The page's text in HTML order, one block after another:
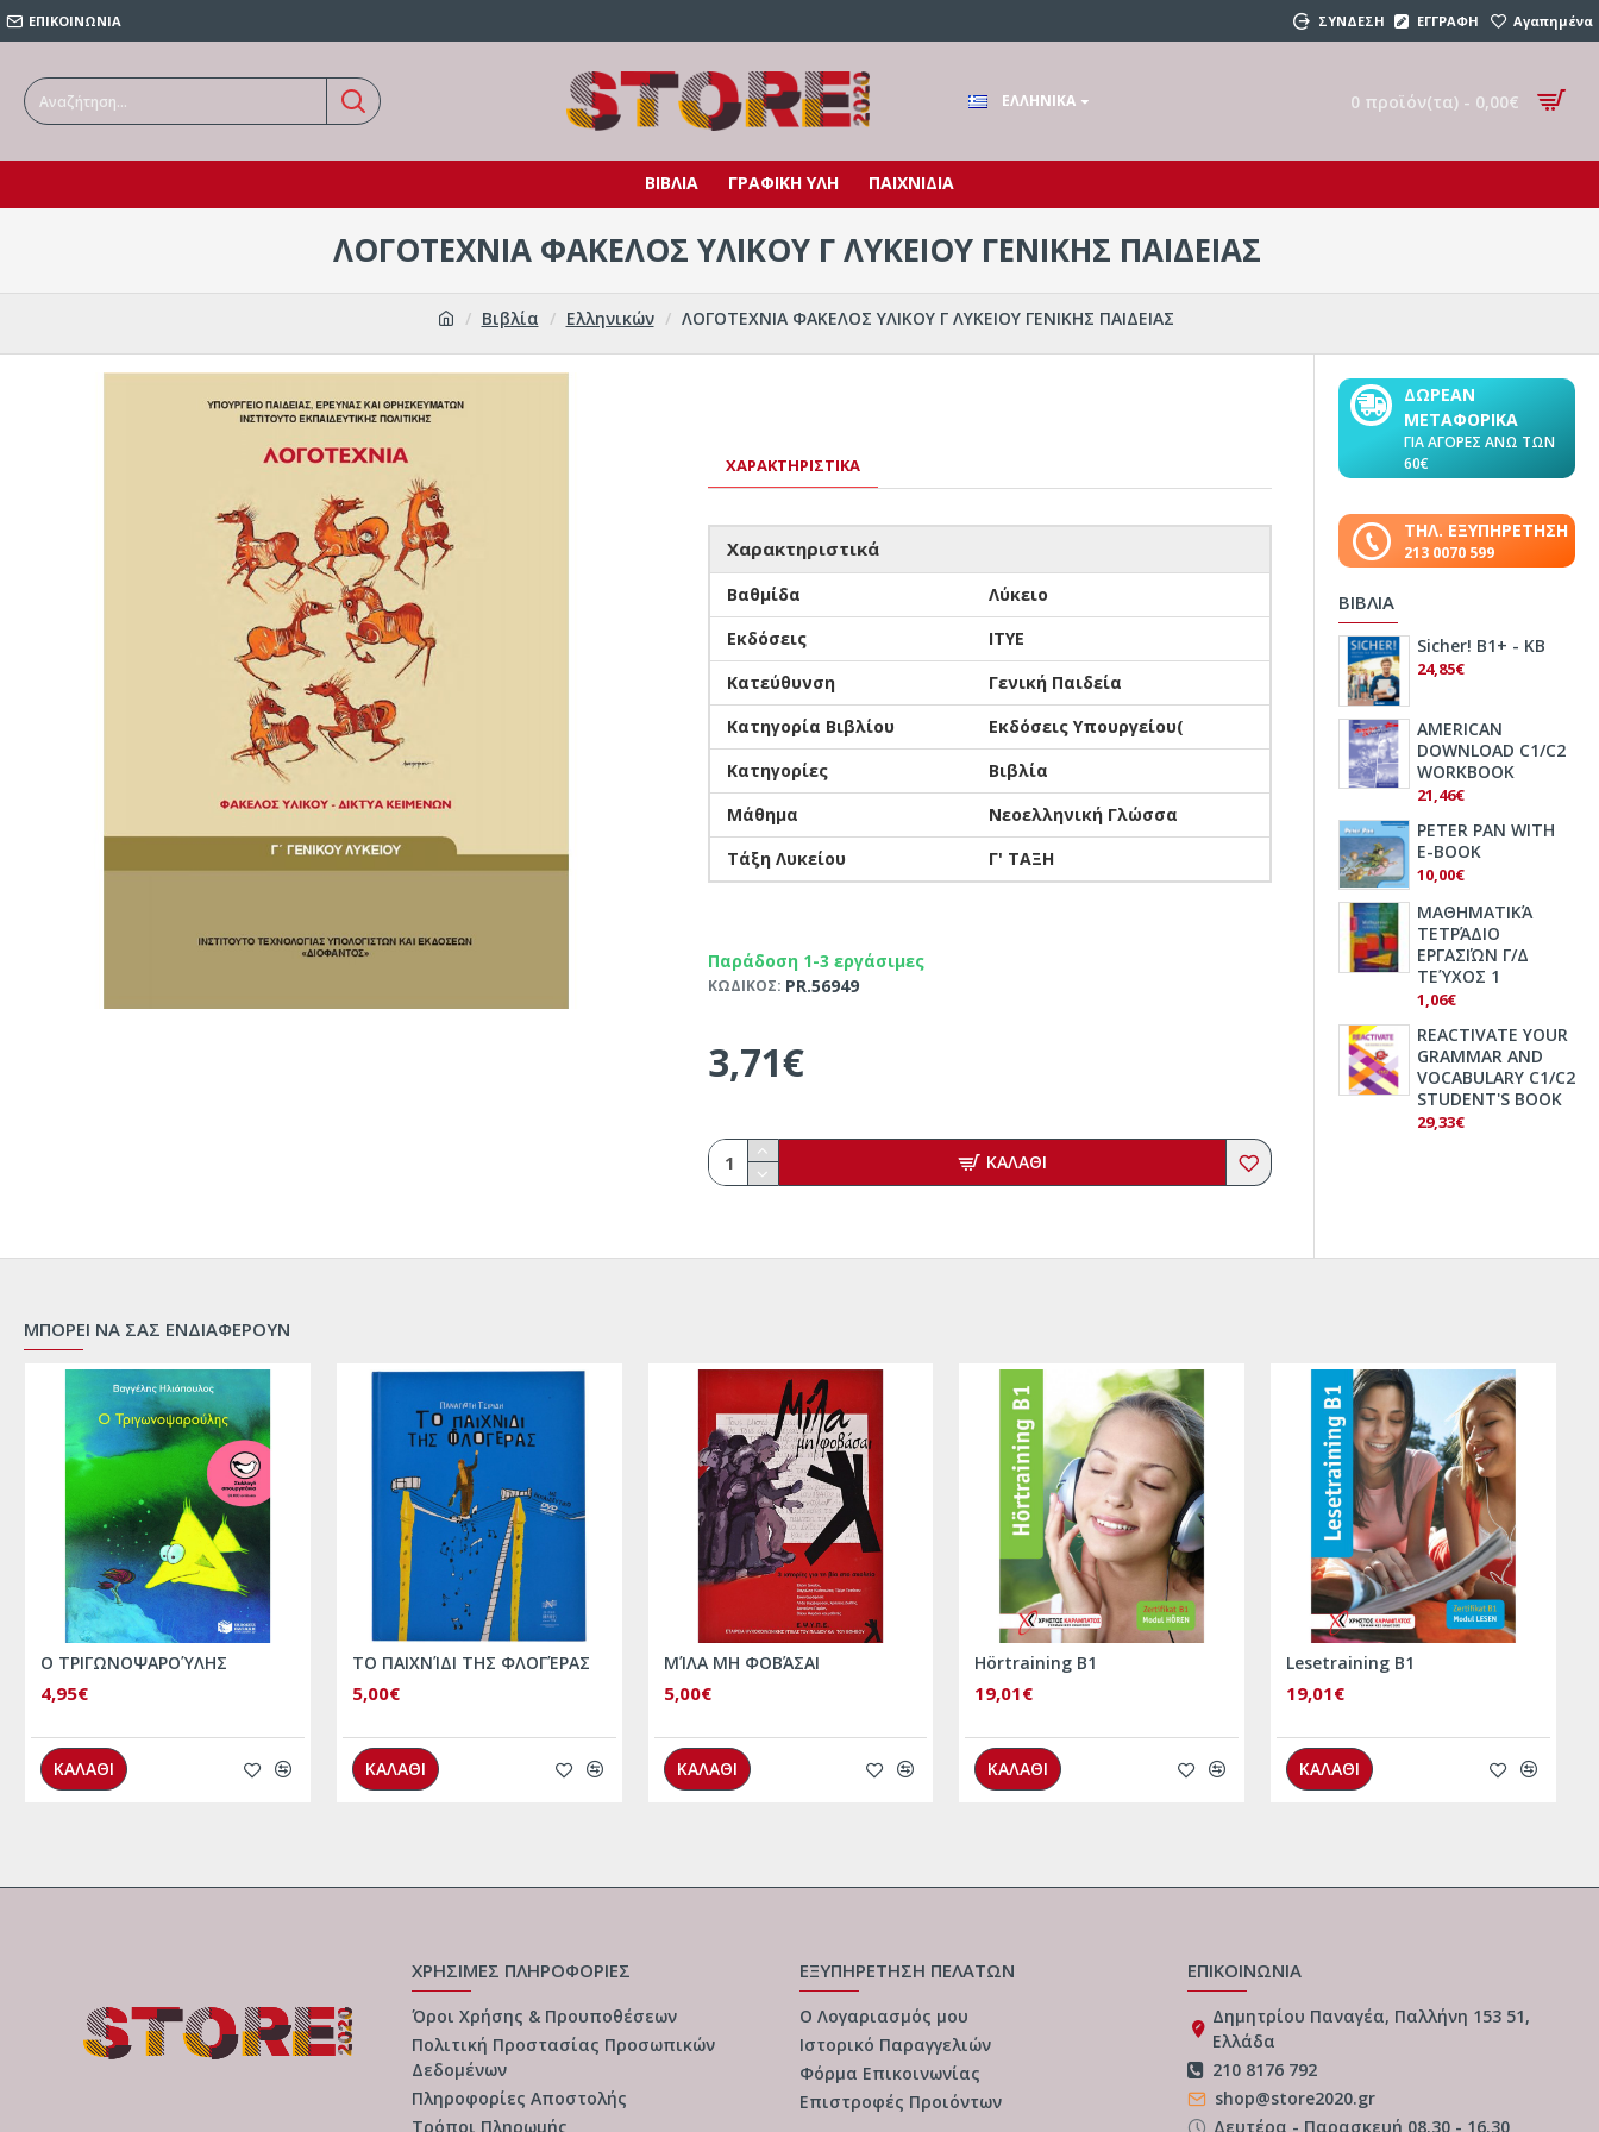
ΕΠΙΚΟΙΝΩΝΙΑ ΣΥΝΔΕΣΗ ΕΓΓΡΑΦΗ Αγαπημένα
ΕΛΛΗΝΙΚΆ 0 προϊόν(τα) - 0,00€
ΒΙΒΛΙΑ ΓΡΑΦΙΚΗ ΥΛΗ ΠΑΙΧΝΙΔΙΑ
Βιβλία Ελληνικών ΛΟΓΟΤΕΧΝΙΑ ΦΑΚΕΛΟΣ ΥΛΙΚΟΥ Γ ΛΥΚΕΙΟΥ ΓΕΝΙΚΗΣ ΠΑΙΔΕΙΑΣ
ΛΟΓΟΤΕΧΝΙΑ ΦΑΚΕΛΟΣ ΥΛΙΚΟΥ Γ ΛΥΚΕΙΟΥ ΓΕΝΙΚΗΣ ΠΑΙΔΕΙΑΣ
ΧΑΡΑΚΤΗΡΙΣΤΙΚΆ
Χαρακτηριστικά
Βαθμίδα
Λύκειο
Εκδόσεις
ΙΤΥΕ
Κατεύθυνση
Γενική Παιδεία
Κατηγορία Βιβλίου
Εκδόσεις Υπουργείου(
Κατηγορίες
Βιβλία
Μάθημα
Νεοελληνική Γλώσσα
Τάξη Λυκείου
Γ' ΤΑΞΗ
3,71€
Παράδοση 1-3 εργάσιμες
ΚΩΔΙΚΟΣ: PR.56949
ΚΑΛΑΘΙ
ΔΩΡΕΑΝ
ΜΕΤΑΦΟΡΙΚΑ
ΓΙΑ ΑΓΟΡΕΣ ΑΝΩ ΤΩΝ
60€
ΤΗΛ. ΕΞΥΠΗΡΕΤΗΣΗ
213 0070 599
ΒΙΒΛΙΑ
Sicher! B1+ - KB
24,85€
AMERICAN
DOWNLOAD C1/C2
WORKBOOK
21,46€
PETER PAN WITH
E-BOOK
10,00€
ΜΑΘΗΜΑΤΙΚΆ
ΤΕΤΡΆΔΙΟ
ΕΡΓΑΣΙΏΝ Γ/Δ
ΤΕΎΧΟΣ 1
1,06€
REACTIVATE YOUR
GRAMMAR AND
VOCABULARY C1/C2
STUDENT'S BOOK
29,33€
ΜΠΟΡΕΙ ΝΑ ΣΑΣ ΕΝΔΙΑΦΕΡΟΥΝ
Ο ΤΡΙΓΩΝΟΨΑΡΟΎΛΗΣ
4,95€
ΚΑΛΑΘΙ
ΤΟ ΠΑΙΧΝΊΔΙ ΤΗΣ ΦΛΟΓΈΡΑΣ
5,00€
ΚΑΛΑΘΙ
ΜΊΛΑ ΜΗ ΦΟΒΆΣΑΙ
5,00€
ΚΑΛΑΘΙ
Hörtraining B1
19,01€
ΚΑΛΑΘΙ
Lesetraining B1
19,01€
ΚΑΛΑΘΙ
ΧΡΗΣΙΜΕΣ ΠΛΗΡΟΦΟΡΙΕΣ
Όροι Χρήσης & Προυποθέσεων
Πολιτική Προστασίας Προσωπικών
Δεδομένων
Πληροφορίες Αποστολής
Τρόποι Πληρωμής
ΕΞΥΠΗΡΕΤΗΣΗ ΠΕΛΑΤΩΝ
Ο Λογαριασμός μου
Ιστορικό Παραγγελιών
Φόρμα Επικοινωνίας
Επιστροφές Προιόντων
ΕΠΙΚΟΙΝΩΝΙΑ
Δημητρίου Παναγέα, Παλλήνη 153 51,
Ελλάδα
210 8176 792
shop@store2020.gr
Δευτέρα - Παρασκευή 08.30 - 16.30